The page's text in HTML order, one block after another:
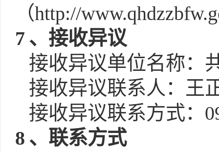
（http://
7 、接收异议
接收异议单位名称：
接收异议联系人：王
接收异议联系方式：
8 、联系方式